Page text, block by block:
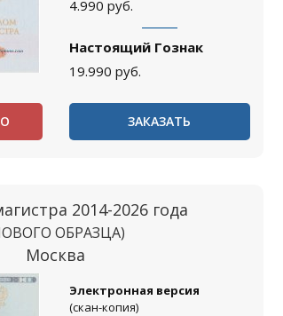
4.990 руб.
Настоящий Гознак
19.990 руб.
ЗАКАЗАТЬ
2014-2026 года
ОБРАЗЦА)
Москва
Электронная версия
(скан-копия)